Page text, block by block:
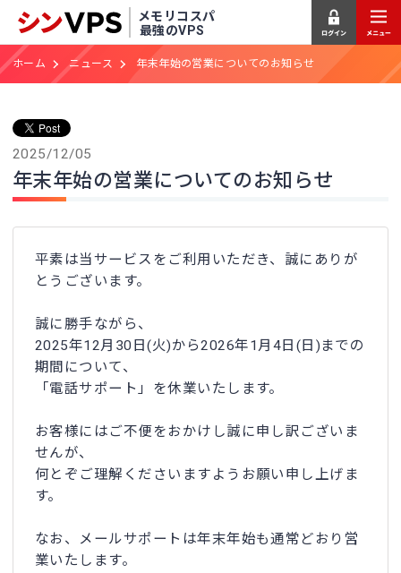
メモリコスパ
最強のVPS
ホーム ニュース 年末年始の営業についてのお知らせ
2025/12/05
年末年始の営業についてのお知らせ
平素は当サービスをご利用いただき、誠にありが
とうございます。
誠に勝手ながら、
2025年12月30日(火)から2026年1月4日(日)までの
期間について、
「電話サポート」を休業いたします。
お客様にはご不便をおかけし誠に申し訳ございま
せんが、
何とぞご理解くださいますようお願い申し上げま
す。
なお、メールサポートは年末年始も通常どおり営
業いたします。